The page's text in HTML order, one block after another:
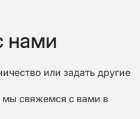
нами
или задать другие
мы свяжемся с вами в